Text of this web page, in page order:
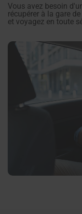
Vous avez besoin
récupérer à la gare
et voyagez en toute